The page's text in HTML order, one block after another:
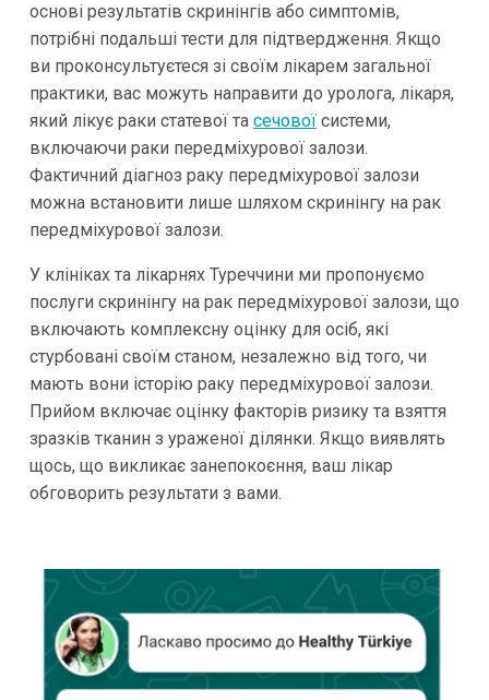
основі результатів скринінгів або симптомів,
потрібні подальші тести для підтвердження. Якщо
ви проконсультуєтеся зі своїм лікарем загальної
практики, вас можуть направити до уролога, лікаря,
який лікує раки статевої та сечовоїсистеми,
включаючи раки передміхурової залози.
Фактичний діагноз раку передміхурової залози
можна встановити лише шляхом скринінгу на рак
передміхурової залози.
У клініках та лікарнях Туреччини ми пропонуємо
послуги скринінгу на рак передміхурової залози, що
включають комплексну оцінку для осіб, які
стурбовані своїм станом, незалежно від того, чи
мають вони історію раку передміхурової залози.
Прийом включає оцінку факторів ризику та взяття
зразків тканин з ураженої ділянки. Якщо виявлять
щось, що викликає занепокоєння, ваш лікар
обговорить результати з вами.